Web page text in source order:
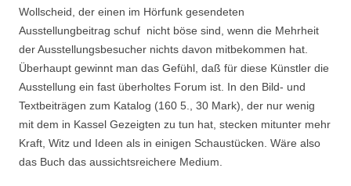
Wollscheid, der einen im Hörfunk gesendeten
Ausstellungbeitrag schuf  nicht böse sind, wenn die Mehrheit
der Ausstellungsbesucher nichts davon mitbekommen hat.
Überhaupt gewinnt man das Gefühl, daß für diese Künstler die
Ausstellung ein fast überholtes Forum ist. In den Bild- und
Textbeiträgen zum Katalog (160 5., 30 Mark), der nur wenig
mit dem in Kassel Gezeigten zu tun hat, stecken mitunter mehr
Kraft, Witz und Ideen als in einigen Schaustücken. Wäre also
das Buch das aussichtsreichere Medium.